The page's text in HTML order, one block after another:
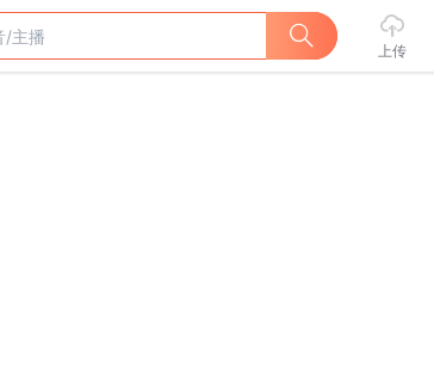
上传